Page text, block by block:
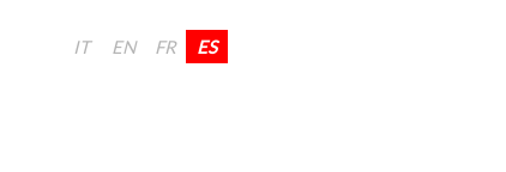
IT EN FR ES